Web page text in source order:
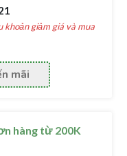
khoản giảm giá và mua
mãi
hàng từ 200K